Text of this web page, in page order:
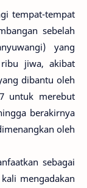
tempat-tempat
sebelah
yang
jiwa, akibat
dibantu oleh
untuk merebut
berakirnya
oleh
sebagai
mengadakan